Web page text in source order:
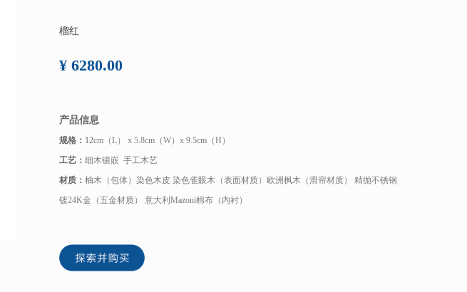
榴红
¥ 6280.00
产品信息
规格： 12cm（L） x 5.8cm（W）x 9.5cm（H）
工艺： 细木镶嵌 手工木艺
材质： 柚木（包体）染色木皮 染色雀眼木（表面材质）欧洲枫木（滑帘材质） 精抛不锈钢
镀24K金（五金材质） 意大利Mazoni棉布（内衬）